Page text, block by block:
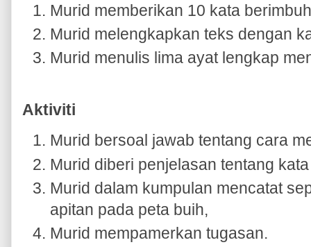
Murid memberikan 10 kata
Murid melengkapkan teks dengan
Murid menulis lima ayat lengkap
Aktiviti
Murid bersoal jawab tentang cara
Murid diberi penjelasan tentang
Murid dalam kumpulan mencatat
apitan pada peta buih,
Murid mempamerkan tugasan.